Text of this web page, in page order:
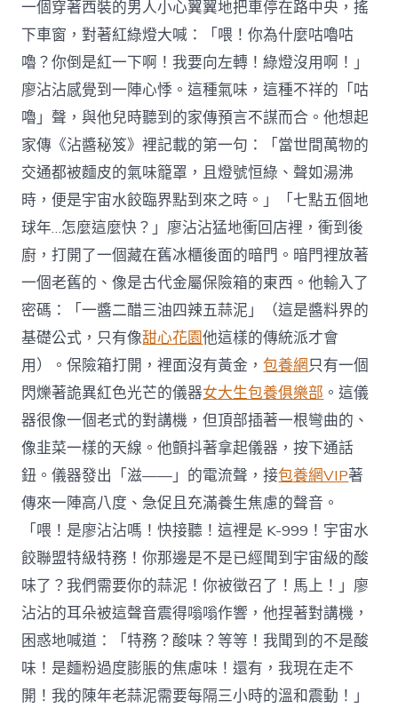
一個穿著西裝的男人小心翼翼地把車停在路中央，搖
下車窗，對著紅綠燈大喊：「喂！你為什麼咕嚕咕
嚕？你倒是紅一下啊！我要向左轉！綠燈沒用啊！」
廖沾沾感覺到一陣心悸。這種氣味，這種不祥的「咕
嚕」聲，與他兒時聽到的家傳預言不謀而合。他想起
家傳《沾醬秘笈》裡記載的第一句：「當世間萬物的
交通都被麵皮的氣味籠罩，且燈號恒綠、聲如湯沸
時，便是宇宙水餃臨界點到來之時。」「七點五個地
球年…怎麼這麼快？」廖沾沾猛地衝回店裡，衝到後
廚，打開了一個藏在舊冰櫃後面的暗門。暗門裡放著
一個老舊的、像是古代金屬保險箱的東西。他輸入了
密碼：「一醬二醋三油四辣五蒜泥」（這是醬料界的
基礎公式，只有像甜心花園他這樣的傳統派才會
用）。保險箱打開，裡面沒有黃金，包養網只有一個
閃爍著詭異紅色光芒的儀器女大生包養俱樂部 。這儀
器很像一個老式的對講機，但頂部插著一根彎曲的、
像韭菜一樣的天線。他顫抖著拿起儀器，按下通話
鈕。儀器發出「滋——」的電流聲，接包養網VIP著
傳來一陣高八度、急促且充滿養生焦慮的聲音。
「喂！是廖沾沾嗎！快接聽！這裡是 K-999！宇宙水
餃聯盟特級特務！你那邊是不是已經聞到宇宙級的酸
味了？我們需要你的蒜泥！你被徵召了！馬上！」廖
沾沾的耳朵被這聲音震得嗡嗡作響，他捏著對講機，
困惑地喊道：「特務？酸味？等等！我聞到的不是酸
味！是麵粉過度膨脹的焦慮味！還有，我現在走不
開！我的陳年老蒜泥需要每隔三小時的溫和震動！」